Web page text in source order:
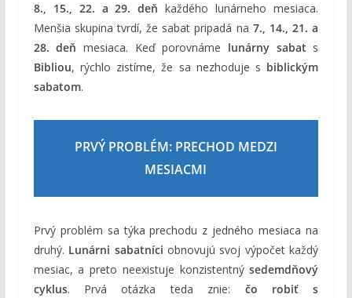
8., 15., 22. a 29. deň každého lunárneho mesiaca.
Menšia skupina tvrdí, že sabat pripadá na 7., 14., 21. a
28. deň mesiaca. Keď porovnáme lunárny sabat s
Bibliou, rýchlo zistíme, že sa nezhoduje s biblickým
sabatom.
PRVÝ PROBLÉM: PRECHOD MEDZI
MESIACMI
Prvý problém sa týka prechodu z jedného mesiaca na
druhý. Lunárni sabatníci obnovujú svoj výpočet každý
mesiac, a preto neexistuje konzistentnýsedemdňový
cyklus. Prvá otázka teda znie: čo robiť s